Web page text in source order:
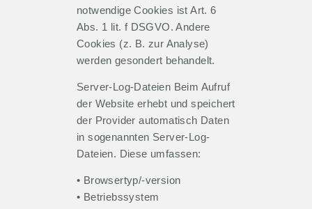
notwendige Cookies ist Art. 6
Abs. 1 lit. f DSGVO. Andere
Cookies (z. B. zur Analyse)
werden gesondert behandelt.
Server-Log-Dateien Beim Aufruf
der Website erhebt und speichert
der Provider automatisch Daten
in sogenannten Server-Log-
Dateien. Diese umfassen:
• Browsertyp/-version
• Betriebssystem